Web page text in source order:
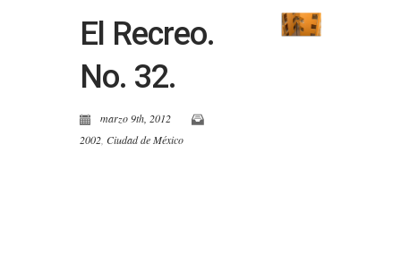
El Recreo.
No. 32.
marzo 9th, 2012
2002 Ciudad de México